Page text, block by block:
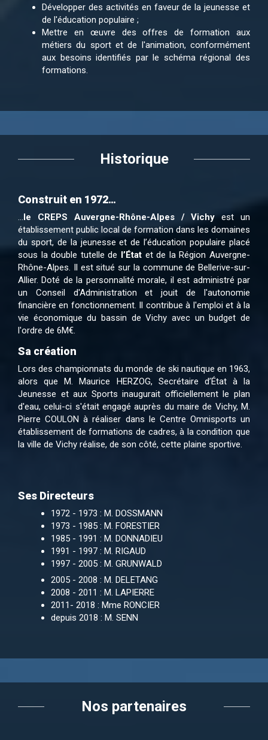
Développer des activités en faveur de la jeunesse et
de l'éducation populaire ;
Mettre en œuvre des offres de formation aux
métiers du sport et de l'animation, conformément
aux besoins identifiés par le schéma régional des
formations.
Historique
Construit en 1972…
…le CREPS Auvergne-Rhône-Alpes / Vichyest un
établissement public local de formation dans les domaines
du sport, de la jeunesse et de l’éducation populaire placé
sous la double tutelle de l’État et de la Région Auvergne-
Rhône-Alpes. Il est situé sur la commune de Bellerive-sur-
Allier. Doté de la personnalité morale, il est administré par
un Conseil d'Administration et jouit de l'autonomie
financière en fonctionnement. Il contribue à l'emploi et à la
vie économique du bassin de Vichy avec un budget de
l'ordre de 6M€.
Sa création
Lors des championnats du monde de ski nautique en 1963,
alors que M. Maurice HERZOG, Secrétaire d’État à la
Jeunesse et aux Sports inaugurait officiellement le plan
d'eau, celui-ci s'était engagé auprès du maire de Vichy, M.
Pierre COULON à réaliser dans le Centre Omnisports un
établissement de formations de cadres, à la condition que
la ville de Vichy réalise, de son côté, cette plaine sportive.
Ses Directeurs
1972 - 1973 : M. DOSSMANN
1973 - 1985 : M. FORESTIER
1985 - 1991 : M. DONNADIEU
1991 - 1997 : M. RIGAUD
1997 - 2005 : M. GRUNWALD
2005 - 2008 : M. DELETANG
2008 - 2011 : M. LAPIERRE
2011- 2018 : Mme RONCIER
depuis 2018 : M. SENN
Nos partenaires